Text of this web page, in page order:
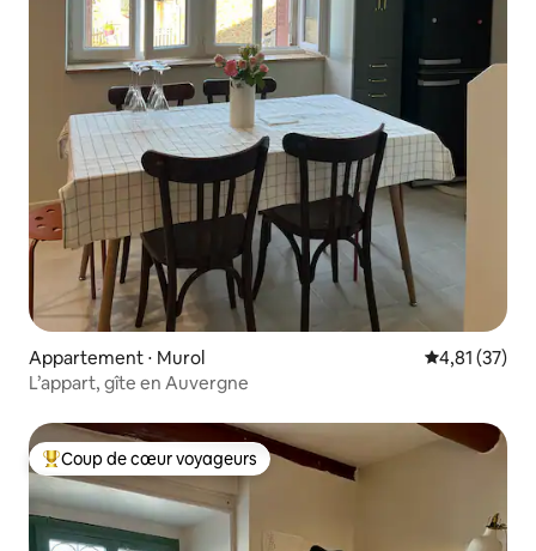
Appartement ⋅ Murol Évaluation
4,81 (37)
L’appart, gîte en Auvergne
Coups de cœur voyageurs les plus appréciés
Coup de cœur voyageurs